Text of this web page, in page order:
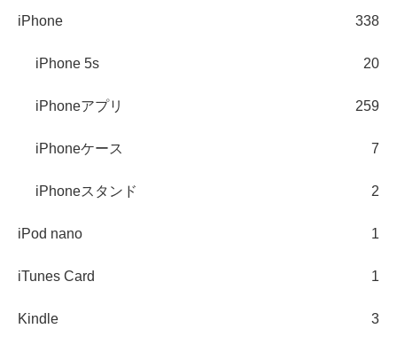
iPhone 338
iPhone 5s 20
iPhoneアプリ 259
iPhoneケース 7
iPhoneスタンド 2
iPod nano 1
iTunes Card 1
Kindle 3